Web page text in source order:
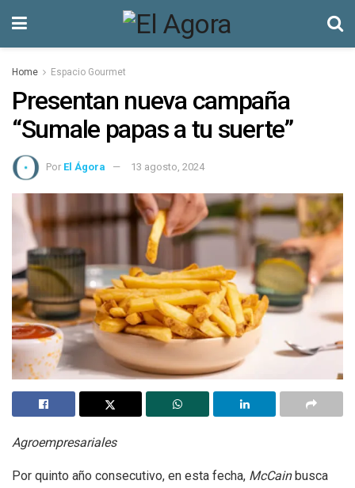
Home Espacio Gourmet
Presentan nueva campaña
“Sumale papas a tu suerte”
Por El Ágora 13 agosto, 2024
Agroempresariales
Por quinto año consecutivo, en esta fecha, McCainbusca